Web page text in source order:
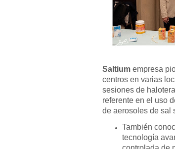
Saltium empresa
centros en varias
sesiones de
referente en el uso
de aerosoles de sal
También
tecnología